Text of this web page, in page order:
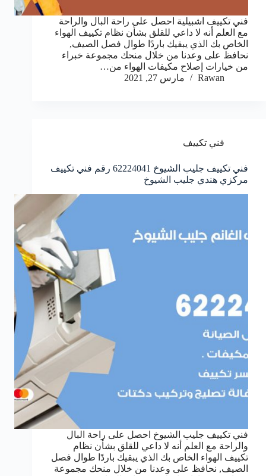
فني تكييف اشبيلية احصل على راحة البال والراحة
مع العلم أنه لا داعي للقلق بشأن نظام تكييف الهواء
الخاص بك الذي يبقيك باردًا طوال فصل الصيف,
نحافظ على وعدنا من خلال منحك مجموعة خبراء
من خيارات إصلاح مكيفات الهواء من…
Rawan
مارس 27, 2021
فني تكييف
فني تكييف جليب الشيوخ 62224041 رقم فني تكييف
مركزي هندي جليب الشيوخ
فني تكييف جليب الشيوخ احصل على راحة البال
والراحة مع العلم أنه لا داعي للقلق بشأن نظام
تكييف الهواء الخاص بك الذي يبقيك باردًا طوال فصل
الصيف, نحافظ على وعدنا من خلال منحك مجموعة